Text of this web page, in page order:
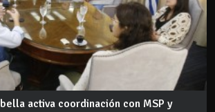
activa coordinación con MSP y